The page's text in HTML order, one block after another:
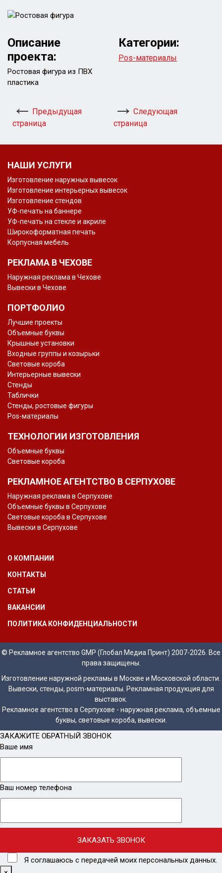
Описание
проекта:
Ростовая фигура из ПВХ
пластика
Категории:
Pos-материалы
Предыдущая
страница
Следующая
страница
НАШИ УСЛУГИ
Изготовление наружных вывесок
Изготовление интерьерных вывесок
Изготовление стендов
УФ-печать на баннере
УФ-печать на стекле и акриле
Широкоформатная печать
Корпусная мебель
РЕКЛАМА В ЧЕХОВЕ
Наружная реклама в Чехове
Вывески в Чехове
ПОРТФОЛИО
Лучшие проекты
Объемные буквы
Крышные установки
Входные группы и козырьки
Световые короба
Интерьерные вывески
Стенды
Таблички
Стенды, ростовые фигуры
Pos-материалы
ТЕХНОЛОГИИ ИЗГОТОВЛЕНИЯ
Объемные буквы
Световые короба
РЕКЛАМНОЕ АГЕНТСТВО В СЕРПУХОВЕ
Наружная реклама в Серпухове
Объемные буквы в Серпухове
Световые короба в Серпухове
Вывески в Серпухове
О КОМПАНИИ
КОНТАКТЫ
СТАТЬИ
ВАКАНСИИ
ПОЛИТИКА КОНФИДЕНЦИАЛЬНОСТИ
© Рекламное агентство GMP (Глобал Медиа Принт) 2007-2026. Все
права защищены.
Изготовление наружной рекламы в Москве и Московской области.
Вывески, стенды, posm-материалы. Рекламная продукция для
выставок.
Рекламное агентство в Серпухове - наружная реклама, объемные
буквы, световые короба, вывески.
ЗАКАЖИТЕ ОБРАТНЫЙ ЗВОНОК
Ваше имя
Ваш номер телефона
Я соглашаюсь с передачей моих персональных данных.